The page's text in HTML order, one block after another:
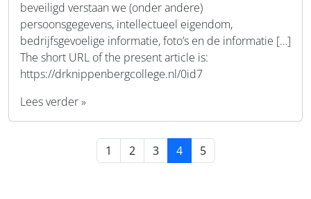
beveiligd verstaan we (onder andere)
persoonsgegevens, intellectueel eigendom,
bedrijfsgevoelige informatie, foto’s en de informatie […]
The short URL of the present article is:
https://drknippenbergcollege.nl/0id7
Lees verder »
Page
1 Page
2 Page
3 Current Page
4 Page
5